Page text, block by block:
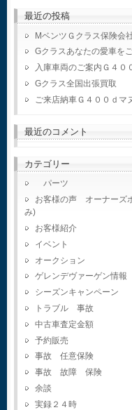
最近の投稿
MベンツＧクラス保険会
Gクラスあなたの愛車を
入庫車両のご案内Ｇ４０
Gクラス全国出張買取
ご来店納車Ｇ４００ｄマ
最近のコメント
カテゴリー
パーツ
お客様の声 オーナーズ
み)
お客様紹介
イベント
オークション
ゲレンデヴァーゲン情報
シーズンキャンペーン
トラブル 事故
中古車査定金額
予約販売
事故 任意保険
事故 故障 保険
余談
実録２４時